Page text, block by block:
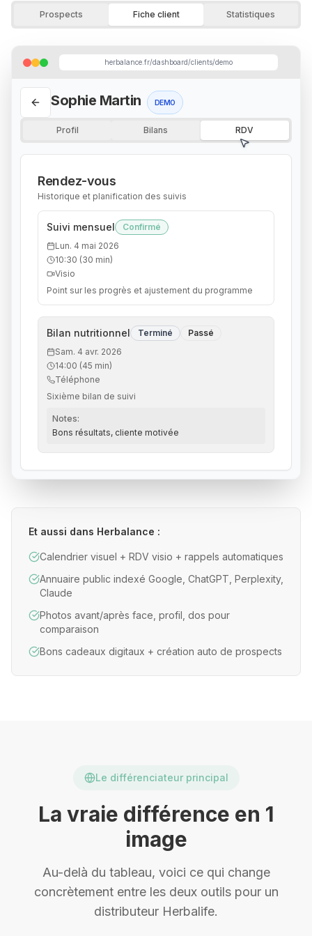
Prospects Fiche client Statistiques
herbalance.fr/dashboard/clients/demo
Sophie Martin DEMO
Profil Bilans RDV
Rendez-vous
Historique et planification des suivis
Suivi mensuel
Confirmé
Lun. 4 mai 2026
10:30 (30 min)
Visio
Point sur les progrès et ajustement du programme
Bilan nutritionnel Terminé
Passé
Sam. 4 avr. 2026
14:00 (45 min)
Téléphone
Sixième bilan de suivi
Notes:
Bons résultats, cliente motivée
Et aussi dans Herbalance :
Calendrier visuel + RDV visio + rappels automatiques
Annuaire public indexé Google, ChatGPT, Perplexity,
Claude
Photos avant/après face, profil, dos pour
comparaison
Bons cadeaux digitaux + création auto de prospects
Le différenciateur principal
La vraie différence en 1
image
Au-delà du tableau, voici ce qui change
concrètement entre les deux outils pour un
distributeur Herbalife.